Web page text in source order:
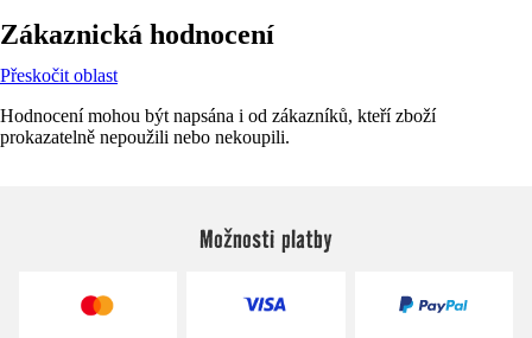
Zákaznická hodnocení
Přeskočit oblast
Hodnocení mohou být napsána i od zákazníků, kteří zboží
prokazatelně nepoužili nebo nekoupili.
Možnosti platby